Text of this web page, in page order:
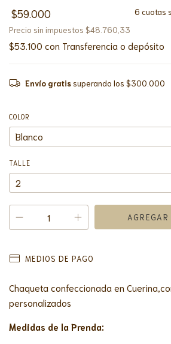
$59.000 6 cuotas
Precio sin impuestos $48.760,33
$53.100 con Transferencia o depósito
Envío gratissuperando los $300.000
COLOR
TALLE
MEDIOS DE PAGO
Chaqueta confeccionada en
personalizados
Medidas de la Prenda: